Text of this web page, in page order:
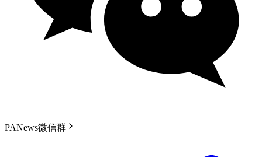
PANews微信群